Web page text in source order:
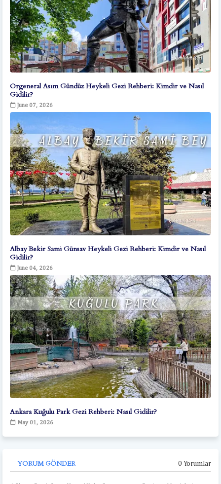
Orgeneral Asım Gündüz Heykeli Gezi Rehberi: Kimdir ve Nasıl
Gidilir?
June 07, 2026
Albay Bekir Sami Günsav Heykeli Gezi Rehberi: Kimdir ve Nasıl
Gidilir?
June 04, 2026
Ankara Kuğulu Park Gezi Rehberi: Nasıl Gidilir?
May 01, 2026
YORUM GÖNDER 0 Yorumlar